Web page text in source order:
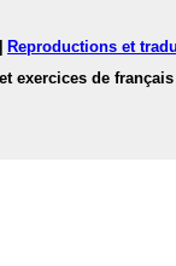
Reproductions et
et exercices de